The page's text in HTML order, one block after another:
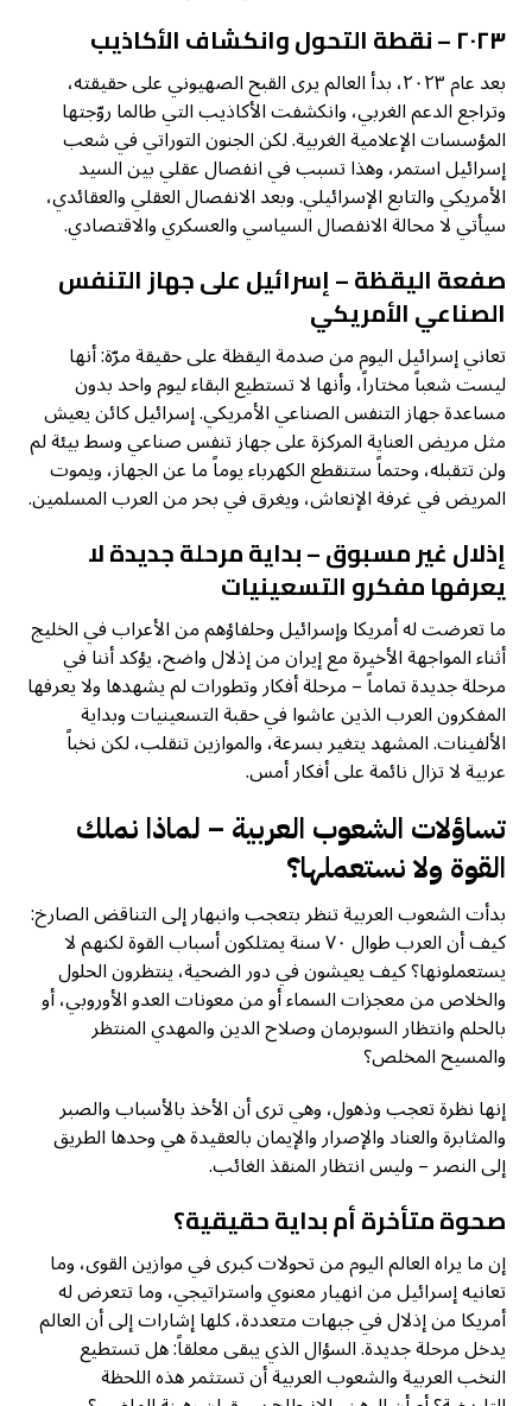
٢٠٢٣ – نقطة التحول وانكشاف الأكاذيب
بعد عام ٢٠٢٣، بدأ العالم يرى القبح الصهيوني على حقيقته،
وتراجع الدعم الغربي، وانكشفت الأكاذيب التي طالما روّجتها
المؤسسات الإعلامية الغربية. لكن الجنون التوراتي في شعب
إسرائيل استمر، وهذا تسبب في انفصال عقلي بين السيد
الأمريكي والتابع الإسرائيلي. وبعد الانفصال العقلي والعقائدي،
سيأتي لا محالة الانفصال السياسي والعسكري والاقتصادي.
صفعة اليقظة – إسرائيل على جهاز التنفس
الصناعي الأمريكي
تعاني إسرائيل اليوم من صدمة اليقظة على حقيقة مرّة: أنها
ليست شعباً مختاراً، وأنها لا تستطيع البقاء ليوم واحد بدون
مساعدة جهاز التنفس الصناعي الأمريكي. إسرائيل كائن يعيش
مثل مريض العناية المركزة على جهاز تنفس صناعي وسط بيئة لم
ولن تتقبله، وحتماً ستنقطع الكهرباء يوماً ما عن الجهاز، ويموت
المريض في غرفة الإنعاش، ويغرق في بحر من العرب المسلمين.
إذلال غير مسبوق – بداية مرحلة جديدة لا
يعرفها مفكرو التسعينيات
ما تعرضت له أمريكا وإسرائيل وحلفاؤهم من الأعراب في الخليج
أثناء المواجهة الأخيرة مع إيران من إذلال واضح، يؤكد أننا في
مرحلة جديدة تماماً – مرحلة أفكار وتطورات لم يشهدها ولا يعرفها
المفكرون العرب الذين عاشوا في حقبة التسعينيات وبداية
الألفينات. المشهد يتغير بسرعة، والموازين تنقلب، لكن نخباً
عربية لا تزال نائمة على أفكار أمس.
تساؤلات الشعوب العربية – لماذا نملك
القوة ولا نستعملها؟
بدأت الشعوب العربية تنظر بتعجب وانبهار إلى التناقض الصارخ:
كيف أن العرب طوال ٧٠ سنة يمتلكون أسباب القوة لكنهم لا
يستعملونها؟ كيف يعيشون في دور الضحية، ينتظرون الحلول
والخلاص من معجزات السماء أو من معونات العدو الأوروبي، أو
بالحلم وانتظار السوبرمان وصلاح الدين والمهدي المنتظر
والمسيح المخلص؟
إنها نظرة تعجب وذهول، وهي ترى أن الأخذ بالأسباب والصبر
والمثابرة والعناد والإصرار والإيمان بالعقيدة هي وحدها الطريق
إلى النصر – وليس انتظار المنقذ الغائب.
صحوة متأخرة أم بداية حقيقية؟
إن ما يراه العالم اليوم من تحولات كبرى في موازين القوى، وما
تعانيه إسرائيل من انهيار معنوي واستراتيجي، وما تتعرض له
أمريكا من إذلال في جبهات متعددة، كلها إشارات إلى أن العالم
يدخل مرحلة جديدة. السؤال الذي يبقى معلقاً: هل تستطيع
النخب العربية والشعوب العربية أن تستثمر هذه اللحظة